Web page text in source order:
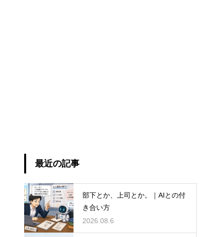
最近の記事
部下とか、上司とか。｜AIとの付
き合い方
2026.08.6